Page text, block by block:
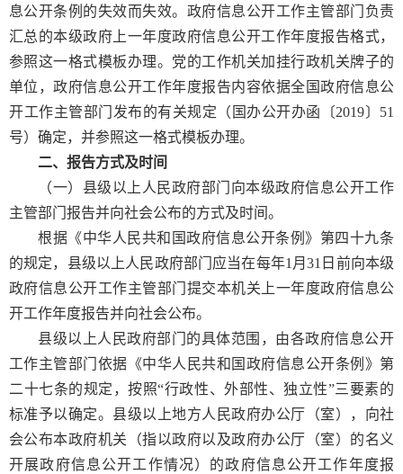
息公开条例的失效而失效。政府信息公开工作主管部门负责
汇总的本级政府上一年度政府信息公开工作年度报告格式，
参照这一格式模板办理。党的工作机关加挂行政机关牌子的
单位，政府信息公开工作年度报告内容依据全国政府信息公
开工作主管部门发布的有关规定（国办公开办函〔2019〕51
号）确定，并参照这一格式模板办理。
二、报告方式及时间
（一）县级以上人民政府部门向本级政府信息公开工作
主管部门报告并向社会公布的方式及时间。
根据《中华人民共和国政府信息公开条例》第四十九条
的规定，县级以上人民政府部门应当在每年1月31日前向本级
政府信息公开工作主管部门提交本机关上一年度政府信息公
开工作年度报告并向社会公布。
县级以上人民政府部门的具体范围，由各政府信息公开
工作主管部门依据《中华人民共和国政府信息公开条例》第
二十七条的规定，按照“行政性、外部性、独立性”三要素的
标准予以确定。县级以上地方人民政府办公厅（室），向社
会公布本政府机关（指以政府以及政府办公厅（室）的名义
开展政府信息公开工作情况）的政府信息公开工作年度报